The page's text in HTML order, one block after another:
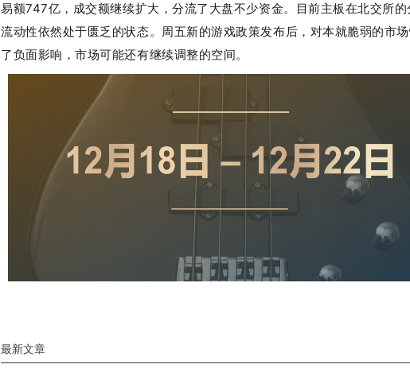
易额747亿，成交额继续扩大，分流了大盘不少资金。目前主板在北交所
流动性依然处于匮乏的状态。周五新的游戏政策发布后，对本就脆弱的市
了负面影响，市场可能还有继续调整的空间。
最新文章